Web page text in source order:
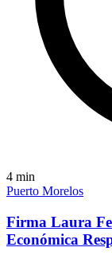
4 min
Puerto Morelos
Firma Laura
Económica